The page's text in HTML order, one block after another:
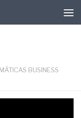
BUSINESS